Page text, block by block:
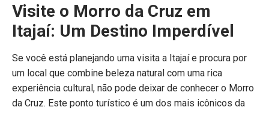
Visite o Morro da Cruz em
Itajaí: Um Destino Imperdível
Se você está planejando uma visita a Itajaí e procura por
um local que combine beleza natural com uma rica
experiência cultural, não pode deixar de conhecer o Morro
da Cruz. Este ponto turístico é um dos mais icônicos da